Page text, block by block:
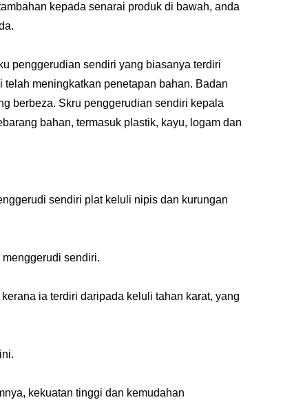
kepada senarai produk di bawah, anda
penggerudian sendiri yang biasanya terdiri
meningkatkan penetapan bahan. Badan
berbeza. Skru penggerudian sendiri kepala
bahan, termasuk plastik, kayu, logam dan
sendiri plat keluli nipis dan kurungan
sendiri.
ia terdiri daripada keluli tahan karat, yang
kekuatan tinggi dan kemudahan